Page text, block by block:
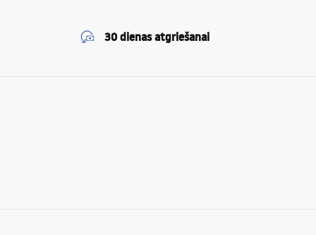
30 dienas atgriešanai